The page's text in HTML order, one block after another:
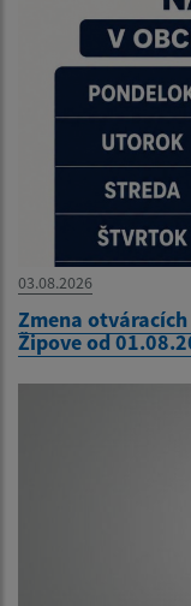
03.08.2026
Zmena
Žipove od